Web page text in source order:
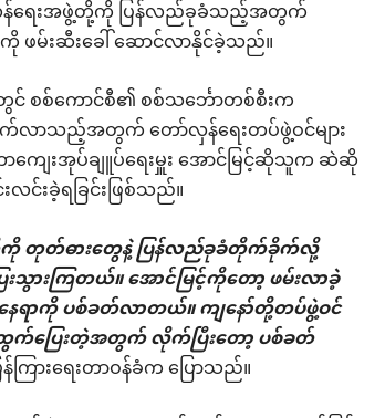
ော်လှန်ရေးအဖွဲ့တို့ကို ပြန်လည်ခုခံသည့်အတွက်
ဖမ်းဆီးခေါ် ဆောင်လာနိုင်ခဲ့သည်။
င် စစ်ကောင်စီ၏ စစ်သင်္ဘောတစ်စီးက
က်လာသည့်အတွက် တော်လှန်ရေးတပ်ဖွဲ့ဝင်များ
ကျေးအုပ်ချူပ်ရေးမှူး အောင်မြင့်ဆိုသူက ဆဲဆို
းခဲ့ရခြင်းဖြစ်သည်။
ကို တုတ်ဓားတွေနဲ့ ပြန်လည်ခုခံတိုက်ခိုက်လို့
ားကြတယ်။ အောင်မြင့်ကိုတော့ ဖမ်းလာခဲ့
နေရာကို ပစ်ခတ်လာတယ်။ ကျနော်တို့တပ်ဖွဲ့ဝင်
က်ပြေးတဲ့အတွက် လိုက်ပြီးတော့ ပစ်ခတ်
ကြားရေးတာဝန်ခံက ပြောသည်။